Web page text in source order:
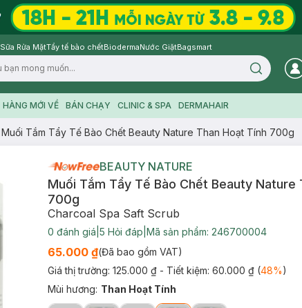
Sữa Rửa MặtTẩy tế bào chếtBiodermaNước GiặtBagsmart
Search
HÀNG MỚI VỀ BÁN CHẠY CLINIC & SPA DERMAHAIR
Muối Tắm Tẩy Tế Bào Chết Beauty Nature Than Hoạt Tính 700g
BEAUTY NATURE
Muối Tắm Tẩy Tế Bào Chết Beauty Nature
700g
Charcoal Spa Saft Scrub
0 đánh giá 5 Hỏi đáp Mã sản phẩm: 246700004
65.000 ₫(Đã bao gồm VAT)
Giá thị trường: 125.000 ₫ - Tiết kiệm: 60.000 ₫(48%)
Mùi hương: Than Hoạt Tính